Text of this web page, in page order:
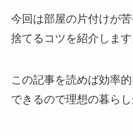
今回は部屋の片付けが
捨てるコツを紹介します
この記事を読めば効率
できるので理想の暮ら